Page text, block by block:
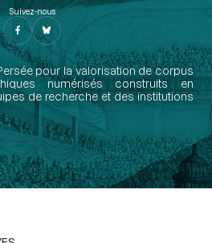
Suivez-nous
pour la valorisation de corpus
numérisés construits en
de recherche et des institutions